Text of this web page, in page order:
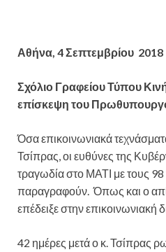
Αθήνα, 4 Σεπτεμβρίου 2018
Σχόλιο Γραφείου Τύπου
επίσκεψη του
Όσα επικοινωνιακά
Τσίπρας, οι ευθύνες της
τραγωδία στο ΜΑΤΙ με τους
παραγραφούν. Όπως και ο
επέδειξε στην επικοινωνιακή
42 ημέρες μετά ο κ. Τσίπρας